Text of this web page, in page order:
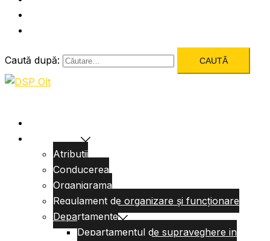
Caută după:
Atributii
Conducerea
Organigrama
Regulament de organizare și funcționare
Departamente
Departamentul de supraveghere in